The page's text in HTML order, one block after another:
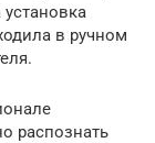
в ручном
распознать